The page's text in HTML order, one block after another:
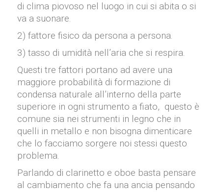
di clima piovoso nel luogo in cui si abita o si
va a suonare.
2) fattore fisico da persona a persona.
3) tasso di umidità nell’aria che si respira.
Questi tre fattori portano ad avere una
maggiore probabilità di formazione di
condensa naturale all’interno della parte
superiore in ogni strumento a fiato, questo è
comune sia nei strumenti in legno che in
quelli in metallo e non bisogna dimenticare
che lo facciamo sorgere noi stessi questo
problema.
Parlando di clarinetto e oboe basta pensare
al cambiamento che fa una ancia pensando